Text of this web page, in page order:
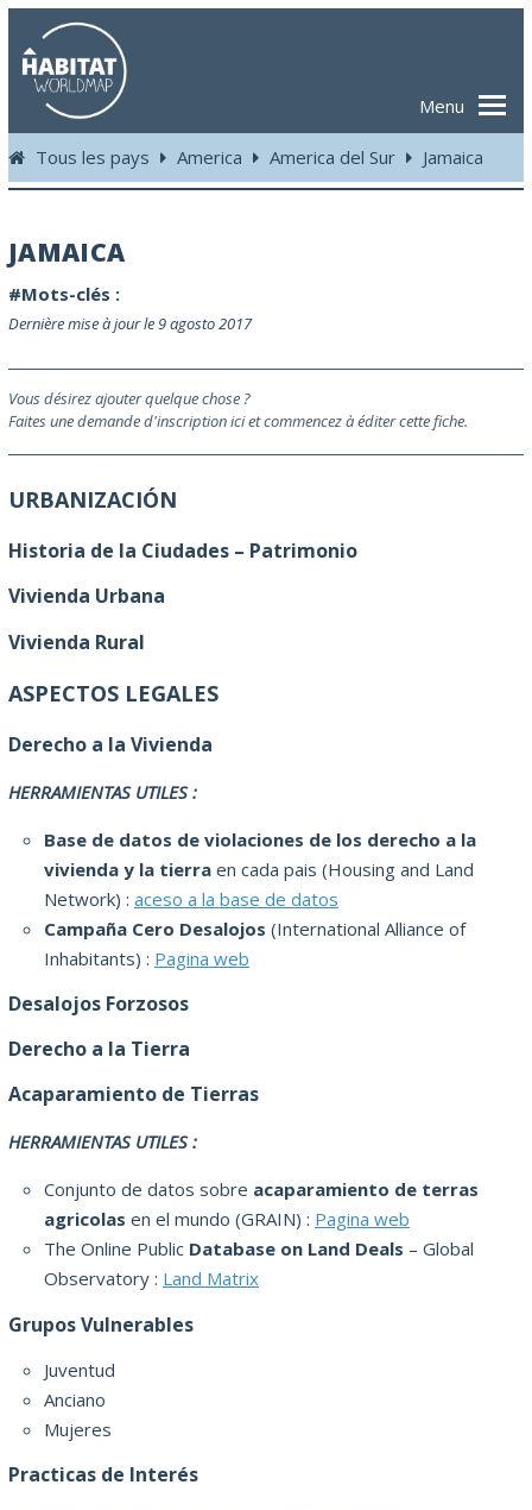
Menu
Tous les pays America America del Sur Jamaica
JAMAICA
#Mots-clés :
Dernière mise à jour le 9 agosto 2017
Vous désirez ajouter quelque chose ?
Faites une demande d'inscription ici et commencez à éditer cette fiche.
URBANIZACIÓN
Historia de la Ciudades – Patrimonio
Vivienda Urbana
Vivienda Rural
ASPECTOS LEGALES
Derecho a la Vivienda
HERRAMIENTAS UTILES :
Base de datos de violaciones de los derecho a la
vivienda y la tierra en cada pais (Housing and Land
Network) : aceso a la base de datos
Campaña Cero Desalojos (International Alliance of
Inhabitants) : Pagina web
Desalojos Forzosos
Derecho a la Tierra
Acaparamiento de Tierras
HERRAMIENTAS UTILES :
Conjunto de datos sobre acaparamiento de terras
agricolas en el mundo (GRAIN) : Pagina web
The Online Public Database on Land Deals – Global
Observatory : Land Matrix
Grupos Vulnerables
Juventud
Anciano
Mujeres
Practicas de Interés